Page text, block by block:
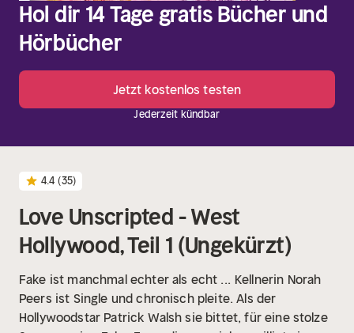
Hol dir 14 Tage gratis Bücher und
Hörbücher
Jetzt kostenlos testen
Jederzeit kündbar
4.4 (35)
Love Unscripted - West
Hollywood, Teil 1 (Ungekürzt)
Fake ist manchmal echter als echt ... Kellnerin Norah
Peers ist Single und chronisch pleite. Als der
Hollywoodstar Patrick Walsh sie bittet, für eine stolze